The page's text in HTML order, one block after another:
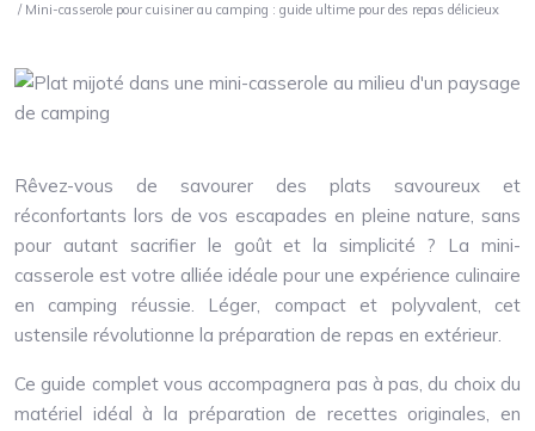
/ Mini-casserole pour cuisiner au camping : guide ultime pour des repas délicieux
Rêvez-vous de savourer des plats savoureux et
réconfortants lors de vos escapades en pleine nature, sans
pour autant sacrifier le goût et la simplicité ? La mini-
casserole est votre alliée idéale pour une expérience culinaire
en camping réussie. Léger, compact et polyvalent, cet
ustensile révolutionne la préparation de repas en extérieur.
Ce guide complet vous accompagnera pas à pas, du choix du
matériel idéal à la préparation de recettes originales, en